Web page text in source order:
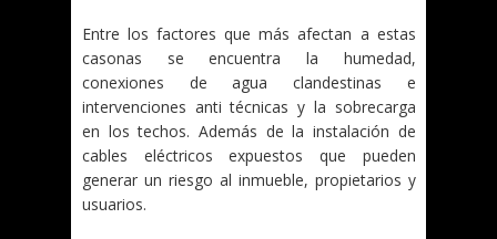
Entre los factores que más afectan a estas
casonas se encuentra la humedad,
conexiones de agua clandestinas e
intervenciones anti técnicas y la sobrecarga
en los techos. Además de la instalación de
cables eléctricos expuestos que pueden
generar un riesgo al inmueble, propietarios y
usuarios.